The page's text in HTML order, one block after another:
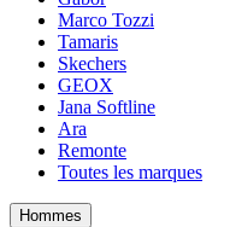
Marco Tozzi
Tamaris
Skechers
GEOX
Jana Softline
Ara
Remonte
Toutes les marques
Hommes